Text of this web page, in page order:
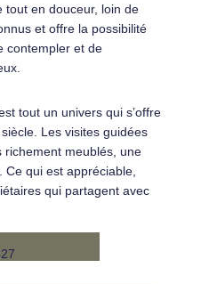
tout en douceur, loin de
et offre la possibilité
contempler et de
tout un univers qui s’offre
Les visites guidées
richement meublés, une
qui est appréciable,
qui partagent avec